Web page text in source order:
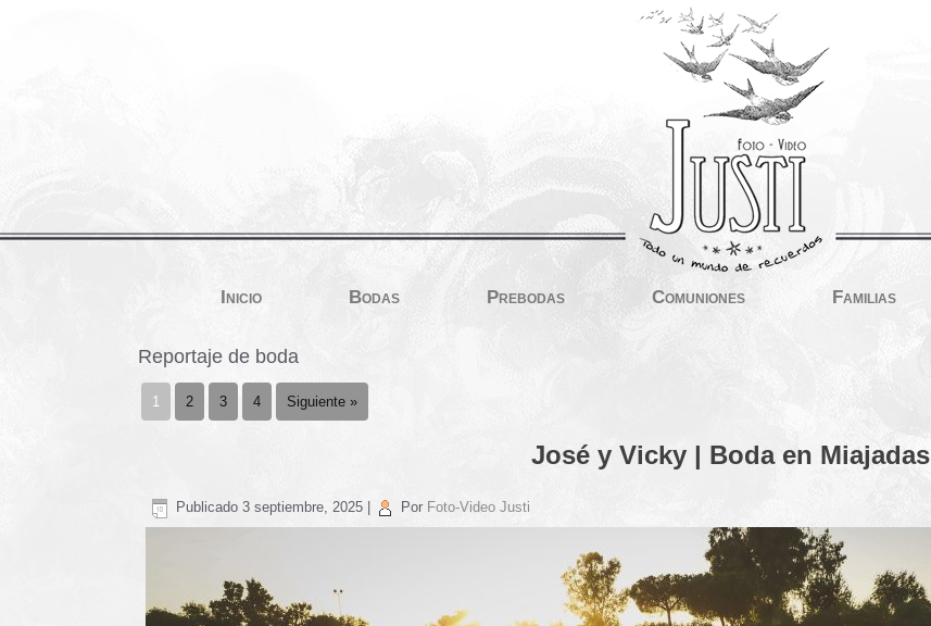
Inicio Bodas Prebodas Comuniones Familias
Reportaje de boda
1 2 3 4 Siguiente »
José y Vicky | Boda en Miajadas
Publicado 3 septiembre, 2025 Por Foto-Video Justi